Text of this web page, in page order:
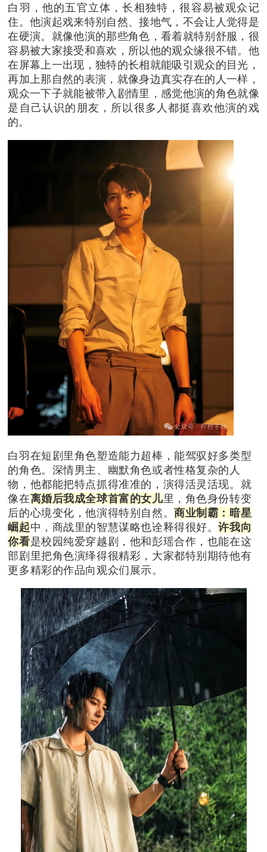
白羽，他的五官立体，长相独特，很容易被观众记
住。他演起戏来特别自然、接地气，不会让人觉得是
在硬演。就像他演的那些角色，看着就特别舒服，很
容易被大家接受和喜欢，所以他的观众缘很不错。他
在屏幕上一出现，独特的长相就能吸引观众的目光，
再加上那自然的表演，就像身边真实存在的人一样，
观众一下子就能被带入剧情里，感觉他演的角色就像
是自己认识的朋友，所以很多人都挺喜欢他演的戏
的。
白羽在短剧里角色塑造能力超棒，能驾驭好多类型
的角色。深情男主、幽默角色或者性格复杂的人
物，他都能把特点抓得准准的，演得活灵活现。就
像在离婚后我成全球首富的女儿里，角色身份转变
后的心境变化，他演得特别自然。商业制霸：暗星
崛起中，商战里的智慧谋略也诠释得很好。许我向
你看是校园纯爱穿越剧，他和彭瑶合作，也能在这
部剧里把角色演绎得很精彩， 大家都特别期待他有
更多精彩的作品向观众们展示。